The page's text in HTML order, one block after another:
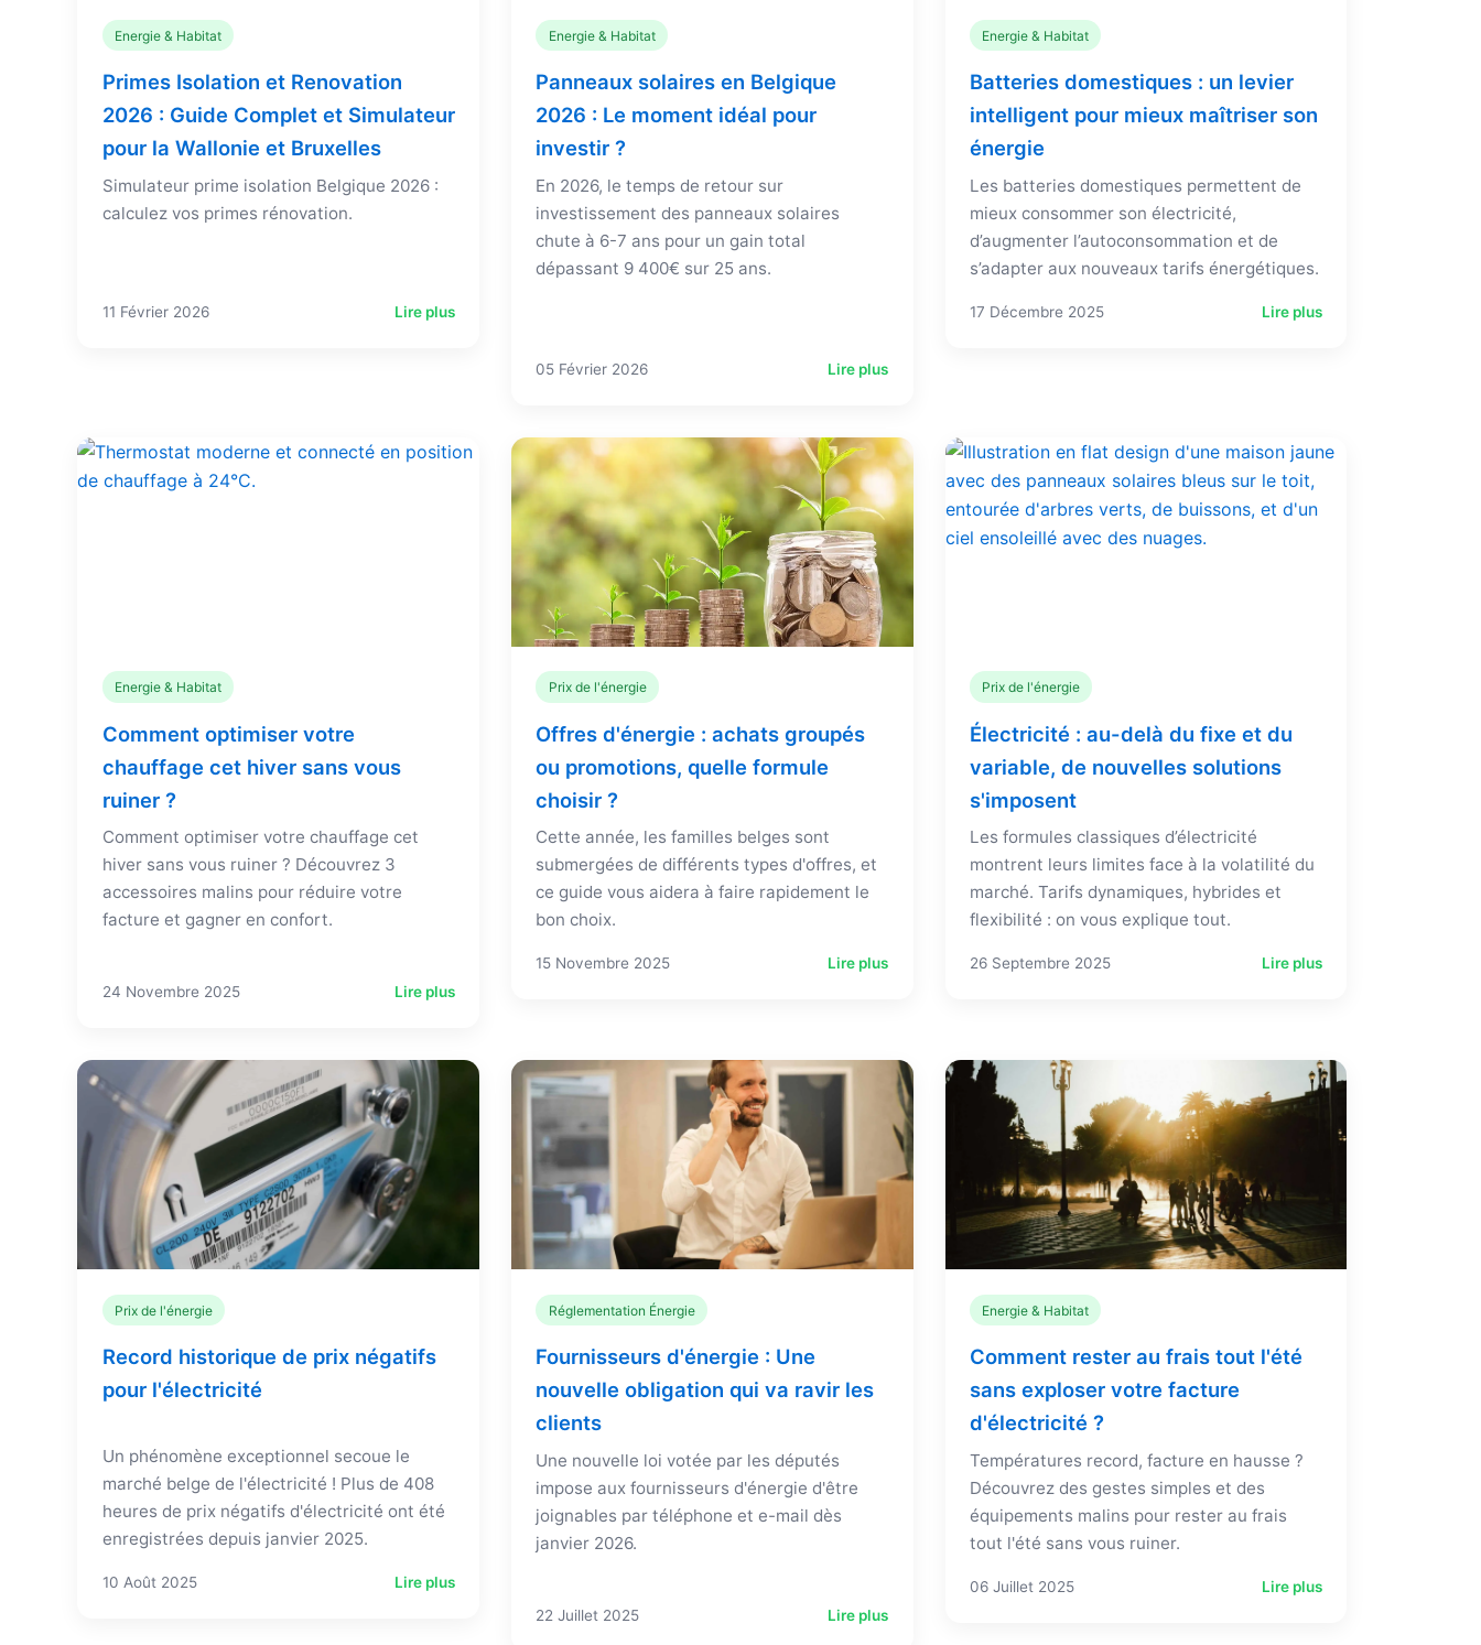
Energie & Habitat
Primes Isolation et Renovation
2026 : Guide Complet et Simulateur
pour la Wallonie et Bruxelles
Simulateur prime isolation Belgique 2026 :
calculez vos primes rénovation.
11 Février 2026 Lire plus
Energie & Habitat
Panneaux solaires en Belgique
2026 : Le moment idéal pour
investir ?
En 2026, le temps de retour sur
investissement des panneaux solaires
chute à 6-7 ans pour un gain total
dépassant 9 400€ sur 25 ans.
05 Février 2026 Lire plus
Energie & Habitat
Batteries domestiques : un levier
intelligent pour mieux maîtriser son
énergie
Les batteries domestiques permettent de
mieux consommer son électricité,
d’augmenter l’autoconsommation et de
s’adapter aux nouveaux tarifs énergétiques.
17 Décembre 2025 Lire plus
Energie & Habitat
Comment optimiser votre
chauffage cet hiver sans vous
ruiner ?
Comment optimiser votre chauffage cet
hiver sans vous ruiner ? Découvrez 3
accessoires malins pour réduire votre
facture et gagner en confort.
24 Novembre 2025 Lire plus
Prix de l'énergie
Offres d'énergie : achats groupés
ou promotions, quelle formule
choisir ?
Cette année, les familles belges sont
submergées de différents types d'offres, et
ce guide vous aidera à faire rapidement le
bon choix.
15 Novembre 2025 Lire plus
Prix de l'énergie
Électricité : au-delà du fixe et du
variable, de nouvelles solutions
s'imposent
Les formules classiques d’électricité
montrent leurs limites face à la volatilité du
marché. Tarifs dynamiques, hybrides et
flexibilité : on vous explique tout.
26 Septembre 2025 Lire plus
Prix de l'énergie
Record historique de prix négatifs
pour l'électricité
Un phénomène exceptionnel secoue le
marché belge de l'électricité ! Plus de 408
heures de prix négatifs d'électricité ont été
enregistrées depuis janvier 2025.
10 Août 2025 Lire plus
Réglementation Énergie
Fournisseurs d'énergie : Une
nouvelle obligation qui va ravir les
clients
Une nouvelle loi votée par les députés
impose aux fournisseurs d'énergie d'être
joignables par téléphone et e-mail dès
janvier 2026.
22 Juillet 2025 Lire plus
Energie & Habitat
Comment rester au frais tout l'été
sans exploser votre facture
d'électricité ?
Températures record, facture en hausse ?
Découvrez des gestes simples et des
équipements malins pour rester au frais
tout l'été sans vous ruiner.
06 Juillet 2025 Lire plus